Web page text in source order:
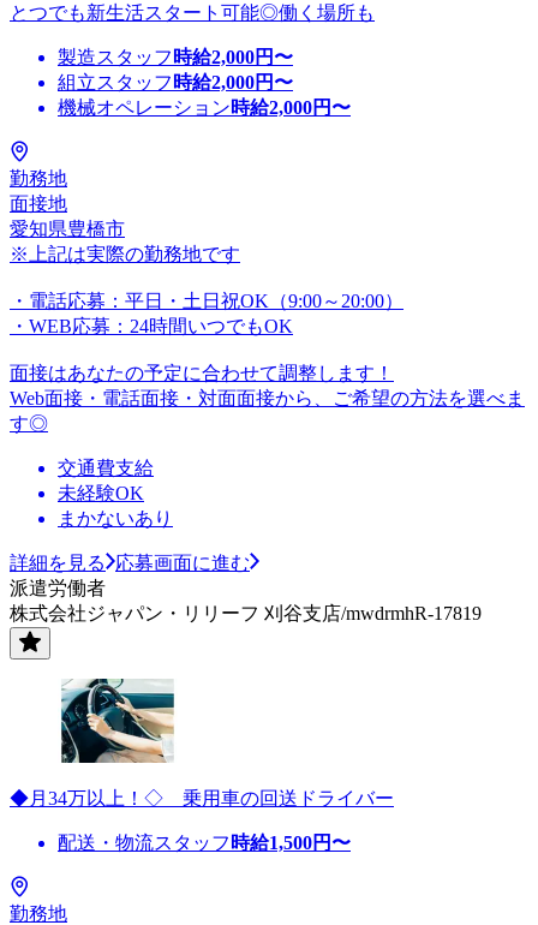
とつでも新生活スタート可能◎働く場所も
製造スタッフ 時給2,000円〜
組立スタッフ 時給2,000円〜
機械オペレーション時給2,000円〜
勤務地
面接地
愛知県豊橋市
※上記は実際の勤務地です
・電話応募：平日・土日祝OK（9:00～20:00）
・WEB応募：24時間いつでもOK
面接はあなたの予定に合わせて調整します！
Web面接・電話面接・対面面接から、ご希望の方法を選べま
す◎
交通費支給
未経験OK
まかないあり
詳細を見る
応募画面に進む
派遣労働者
株式会社ジャパン・リリーフ 刈谷支店/mwdrmhR-17819
◆月34万以上！◇ 乗用車の回送ドライバー
配送・物流スタッフ 時給1,500円〜
勤務地